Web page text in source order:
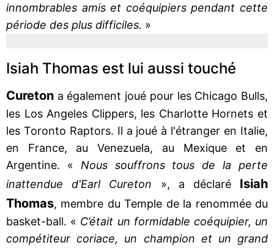
innombrables amis et coéquipiers pendant cette
période des plus difficiles. »
Isiah Thomas est lui aussi touché
Cureton a également joué pour les Chicago Bulls,
les Los Angeles Clippers, les Charlotte Hornets et
les Toronto Raptors. Il a joué à l'étranger en Italie,
en France, au Venezuela, au Mexique et en
Argentine. « Nous souffrons tous de la perte
inattendue d'Earl Cureton », a déclaré Isiah
Thomas, membre du Temple de la renommée du
basket-ball. « C’était un formidable coéquipier, un
compétiteur coriace, un champion et un grand